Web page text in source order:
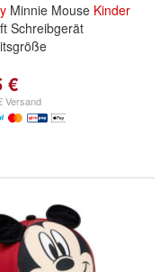
Minnie Mouse Kinder
Schreibgerät
€
Versand